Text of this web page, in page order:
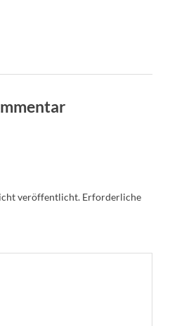
veröffentlicht. Erforderliche